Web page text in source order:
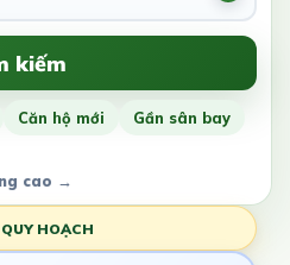
kiếm
Căn hộ mới
Gần sân bay
cao →
HOẠCH